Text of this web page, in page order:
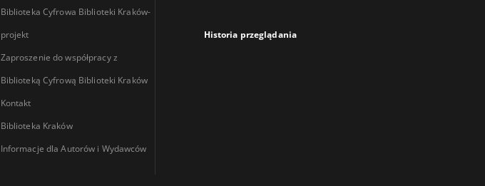
Biblioteka Cyfrowa Biblioteki Kraków-
projekt
Zaproszenie do współpracy z
Biblioteką Cyfrową Biblioteki Kraków
Kontakt
Biblioteka Kraków
Informacje dla Autorów i Wydawców
Historia przeglądania